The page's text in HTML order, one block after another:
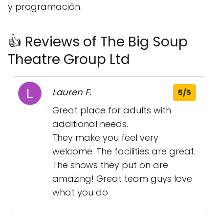
y programación.
👍 Reviews of The Big Soup
Theatre Group Ltd
Lauren F. 5/5
Great place for adults with
additional needs.
They make you feel very
welcome. The facilities are great.
The shows they put on are
amazing! Great team guys love
what you do